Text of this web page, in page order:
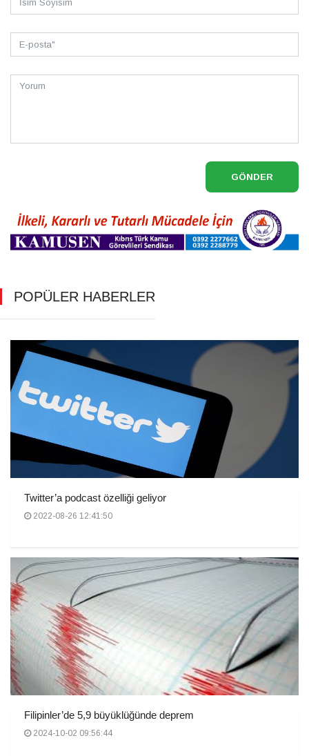
GÖNDER
POPÜLER HABERLER
Twitter’a podcast özelliği geliyor
2022-08-26 12:41:50
Filipinler’de 5,9 büyüklüğünde deprem
2024-10-02 09:56:44